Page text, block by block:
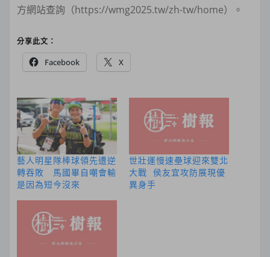
方網站查詢（https://wmg2025.tw/zh-tw/home）。
分享此文：
Facebook X
藝人明星隊棒球領先遭逆
轉吞敗 馬國畢自嘲會輸
是因為短今沒來
世壯運慢速壘球迎來雙北
大戰 侯友宜攻防展現優
異身手